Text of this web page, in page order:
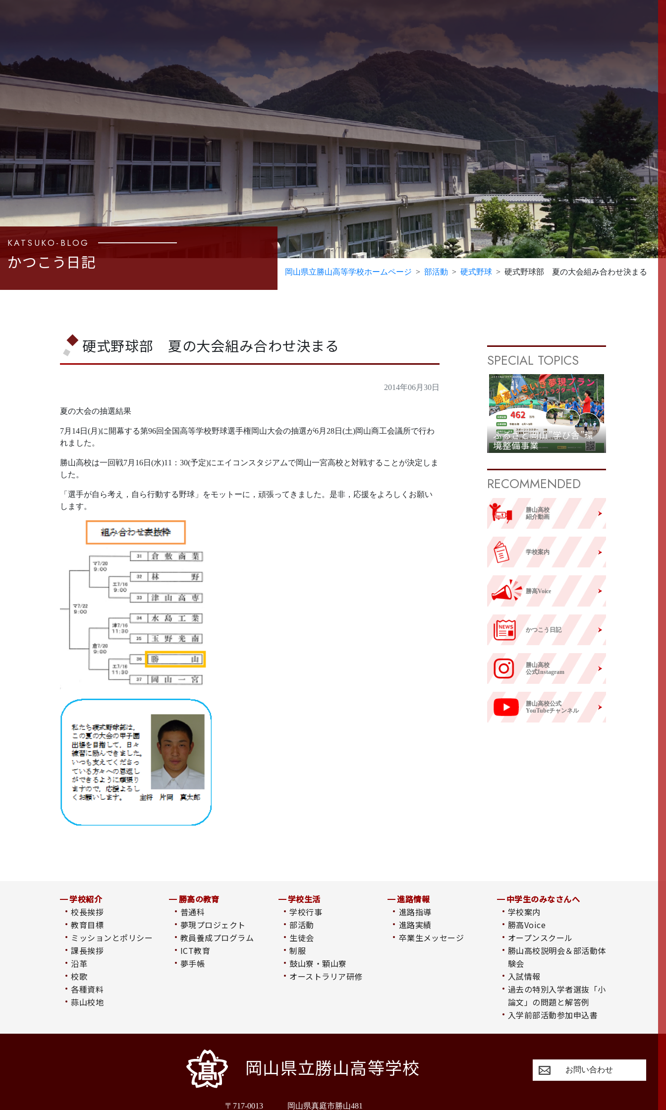
岡山県立勝山高等学校ホームページ 部活動 硬式野球 硬式野球部 夏の大会組み合わせ決まる
KATSUKO-BLOG
かつこう日記
硬式野球部 夏の大会組み合わせ決まる
2014年06月30日
夏の大会の抽選結果
7月14日(月)に開幕する第96回全国高等学校野球選手権岡山大会の抽選が6月28日(土)岡山商工会議所で行わ
れました。
勝山高校は一回戦7月16日(水)11：30(予定)にエイコンスタジアムで岡山一宮高校と対戦することが決定しま
した。
「選手が自ら考え，自ら行動する野球」をモットーに，頑張ってきました。是非，応援をよろしくお願い
します。
SPECIAL TOPICS
ふるさと岡山”学び舎”環
境整備事業
RECOMMENDED
勝山高校
紹介動画
学校案内
勝高Voice
かつこう日記
勝山高校
公式Instagram
勝山高校公式
YouTubeチャンネル
学校紹介
校長挨拶
教育目標
ミッションとポリシー
課長挨拶
沿革
校歌
各種資料
蒜山校地
勝高の教育
普通科
夢現プロジェクト
教員養成プログラム
ICT教育
夢手帳
学校生活
学校行事
部活動
生徒会
制服
鼓山寮・顆山寮
オーストラリア研修
進路情報
進路指導
進路実績
卒業生メッセージ
中学生のみなさんへ
学校案内
勝高Voice
オープンスクール
勝山高校説明会＆部活動体
験会
入試情報
過去の特別入学者選抜「小
論文」の問題と解答例
入学前部活動参加申込書
岡山県立勝山高等学校
〒717-0013 岡山県真庭市勝山481
お問い合わせ